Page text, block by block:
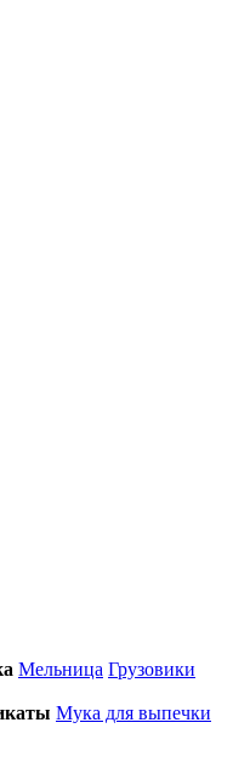
Мельница Грузовики
Мука для выпечки